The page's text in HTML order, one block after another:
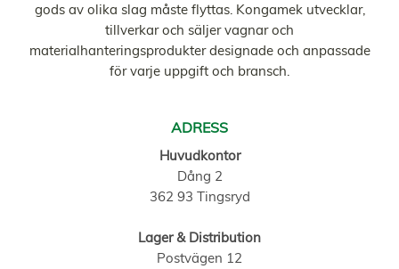
gods av olika slag måste flyttas. Kongamek utvecklar,
tillverkar och säljer vagnar och
materialhanteringsprodukter designade och anpassade
för varje uppgift och bransch.
ADRESS
Huvudkontor
Dång 2
362 93 Tingsryd
Lager & Distribution
Postvägen 12